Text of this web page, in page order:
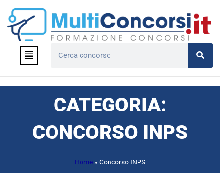
contenuto
Menu
CATEGORIA:
CONCORSO INPS
Home » Concorso INPS